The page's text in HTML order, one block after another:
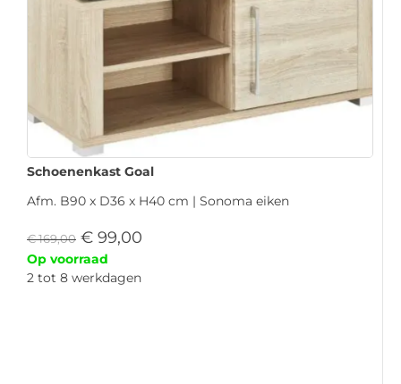
Schoenenkast Goal
Afm. B90 x D36 x H40 cm | Sonoma eiken
€169,00 € 99,00
Op voorraad
2 tot 8 werkdagen